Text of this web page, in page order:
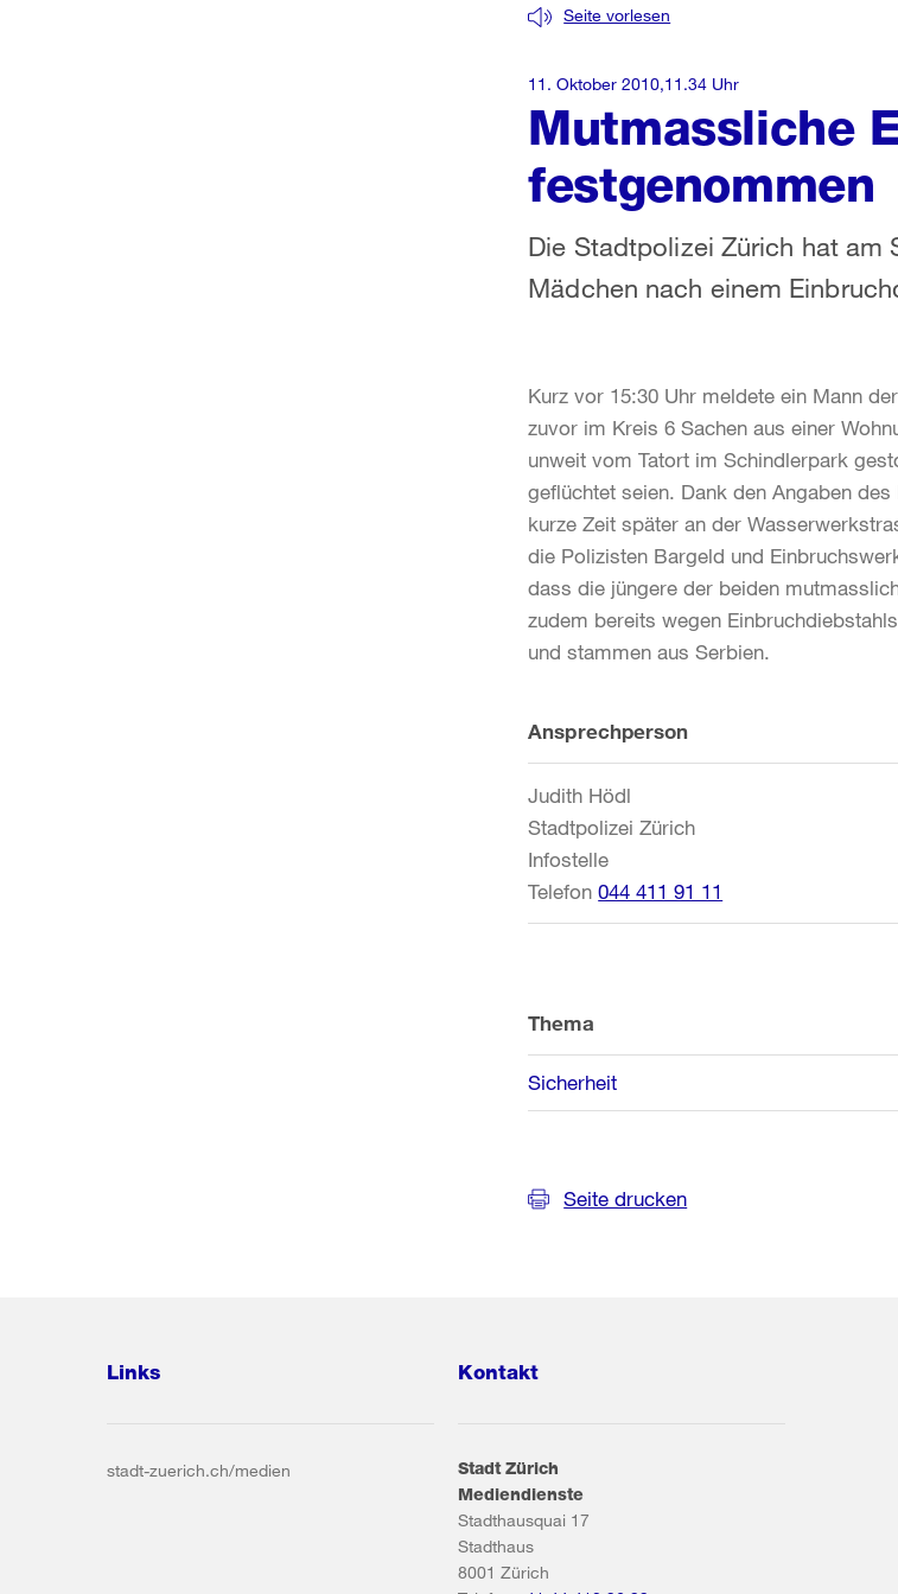
Mutmassliche
festgenommen
Seite vorlesen
Die Stadtpolizei Zürich hat am
Mädchen nach einem
11. Oktober 2010,11.34 Uhr
Kurz vor 15:30 Uhr meldete ein Mann
zuvor im Kreis 6 Sachen aus einer
unweit vom Tatort im Schindlerpark
geflüchtet seien. Dank den Angaben
kurze Zeit später an der
die Polizisten Bargeld und
dass die jüngere der beiden
zudem bereits wegen
und stammen aus Serbien.
Weitere
Informationen
Ansprechperson
Judith Hödl
Stadtpolizei Zürich
Infostelle
Telefon 044 411 91 11
Thema
Sicherheit
Seite drucken
Links
stadt-zuerich.ch/medien
Kontakt
Stadt Zürich
Mediendienste
Stadthausquai 17
Stadthaus
8001 Zürich